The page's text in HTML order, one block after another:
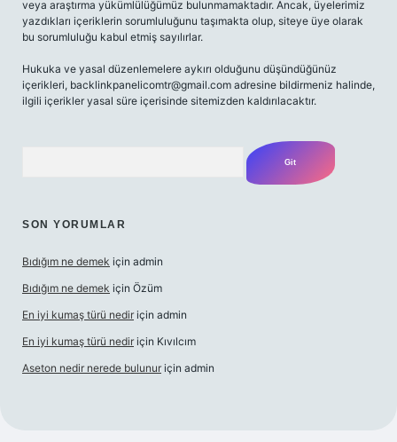
veya araştırma yükümlülüğümüz bulunmamaktadır. Ancak, üyelerimiz
yazdıkları içeriklerin sorumluluğunu taşımakta olup, siteye üye olarak
bu sorumluluğu kabul etmiş sayılırlar.
Hukuka ve yasal düzenlemelere aykırı olduğunu düşündüğünüz
içerikleri, backlinkpanelicomtr@gmail.com adresine bildirmeniz halinde,
ilgili içerikler yasal süre içerisinde sitemizden kaldırılacaktır.
SON YORUMLAR
Bıdığım ne demek için admin
Bıdığım ne demek için Özüm
En iyi kumaş türü nedir için admin
En iyi kumaş türü nedir için Kıvılcım
Aseton nedir nerede bulunur için admin